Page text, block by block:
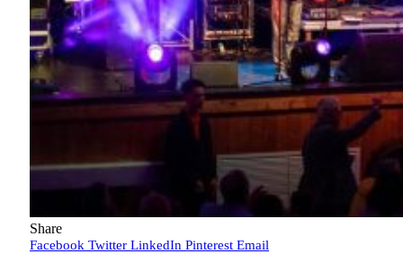
Share
Facebook Twitter LinkedIn Pinterest Email